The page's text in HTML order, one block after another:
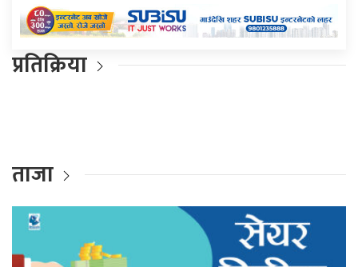
प्रतिक्रिया
ताजा